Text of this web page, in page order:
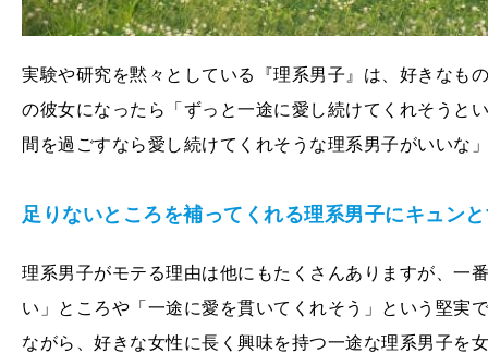
実験や研究を黙々としている『理系男子』は、好きなも
の彼女になったら「ずっと一途に愛し続けてくれそうと
間を過ごすなら愛し続けてくれそうな理系男子がいいな
足りないところを補ってくれる理系男子にキュン
理系男子がモテる理由は他にもたくさんありますが、一
い」ところや「一途に愛を貫いてくれそう」という堅実
ながら、好きな女性に長く興味を持つ一途な理系男子を